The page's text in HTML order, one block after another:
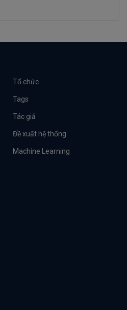
Tổ chức
Tags
Tác giả
Đề xuất hệ thống
Machine Learning